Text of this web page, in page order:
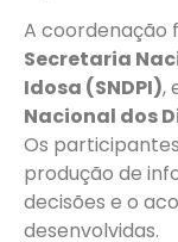
A coordenação
Secretaria
Idosa (SNDPI),
Nacional dos
Os
produção de
decisões e o
desenvolvidas.